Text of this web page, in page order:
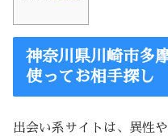
神奈川県川崎市多
使ってお相手探し
出会い系サイトは、異性